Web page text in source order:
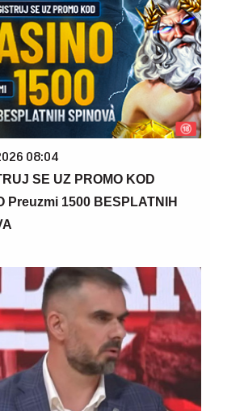
08:04
SE UZ PROMO KOD
Preuzmi 1500 BESPLATNIH